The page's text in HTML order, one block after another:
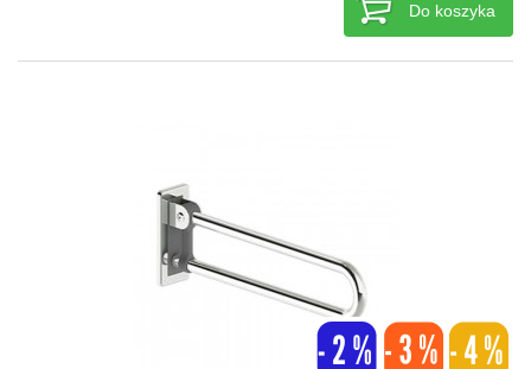
Do koszyka